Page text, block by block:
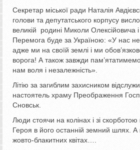
Секретар міської ради Наталія
голови та депутатського корпусу
великій родині Миколи Олексійовича
Перемога буде за Україною: «У нас
адже ми на своїй землі і ми
ворога! А також завжди
нам воля і незалежність».
Літію за загиблим захисником
настоятель храму Преображення
Сновськ.
Люди стоячи на колінах і зі
Героя в його останній земний шлях.
жовто-блакитних квітах….